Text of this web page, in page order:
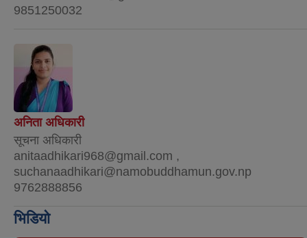
9851250032
अनिता अधिकारी
सूचना अधिकारी
anitaadhikari968@gmail.com ,
suchanaadhikari@namobuddhamun.gov.np
9762888856
भिडियो